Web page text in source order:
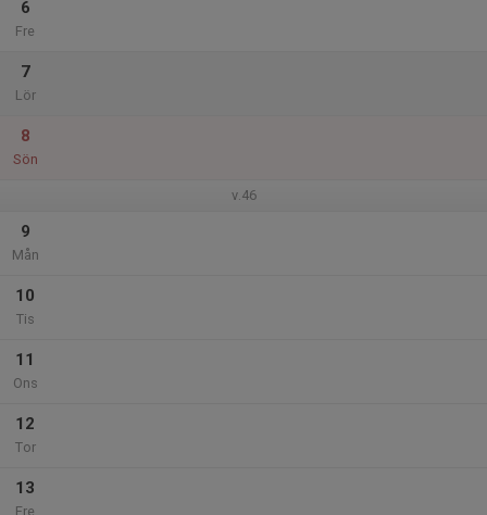
6
Fre
7
Lör
8
Sön
v.46
9
Mån
10
Tis
11
Ons
12
Tor
13
Fre